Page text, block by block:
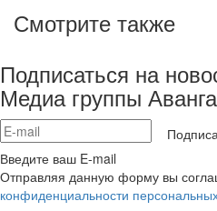
Смотрите также
Подписаться на
Медиа группы
Введите ваш E-mail
Отправляя данную форму вы
конфиденциальности